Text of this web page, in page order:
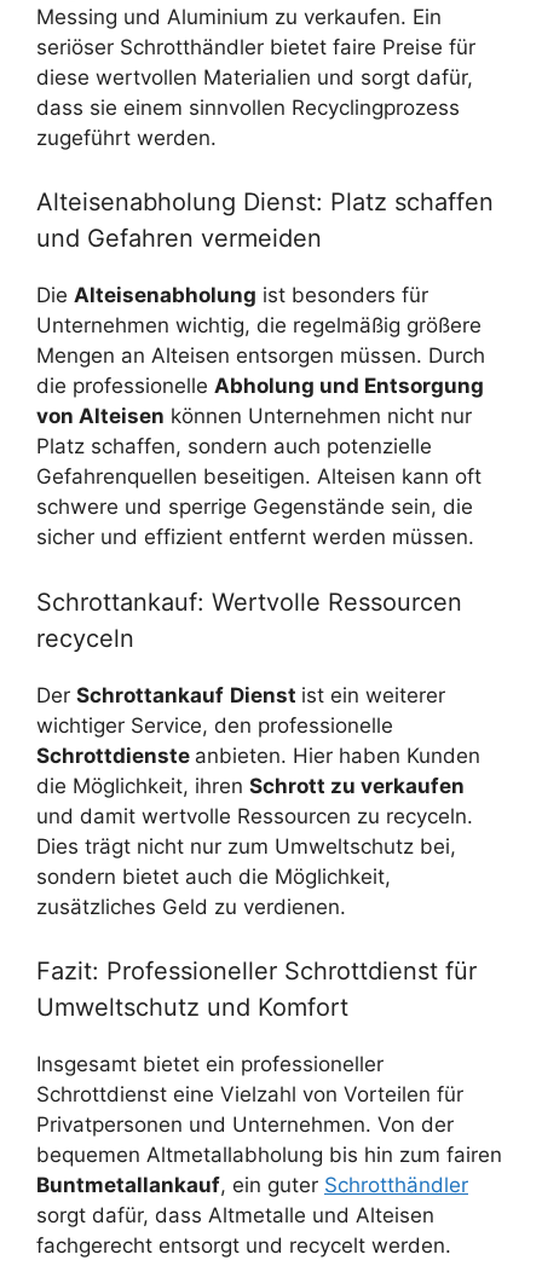
Messing und Aluminium zu verkaufen. Ein
seriöser Schrotthändler bietet faire Preise für
diese wertvollen Materialien und sorgt dafür,
dass sie einem sinnvollen Recyclingprozess
zugeführt werden.
Alteisenabholung Dienst: Platz schaffen
und Gefahren vermeiden
Die Alteisenabholung ist besonders für
Unternehmen wichtig, die regelmäßig größere
Mengen an Alteisen entsorgen müssen. Durch
die professionelle Abholung und Entsorgung
von Alteisen können Unternehmen nicht nur
Platz schaffen, sondern auch potenzielle
Gefahrenquellen beseitigen. Alteisen kann oft
schwere und sperrige Gegenstände sein, die
sicher und effizient entfernt werden müssen.
Schrottankauf: Wertvolle Ressourcen
recyceln
Der Schrottankauf Dienst ist ein weiterer
wichtiger Service, den professionelle
Schrottdienste anbieten. Hier haben Kunden
die Möglichkeit, ihren Schrott zu verkaufen
und damit wertvolle Ressourcen zu recyceln.
Dies trägt nicht nur zum Umweltschutz bei,
sondern bietet auch die Möglichkeit,
zusätzliches Geld zu verdienen.
Fazit: Professioneller Schrottdienst für
Umweltschutz und Komfort
Insgesamt bietet ein professioneller
Schrottdienst eine Vielzahl von Vorteilen für
Privatpersonen und Unternehmen. Von der
bequemen Altmetallabholung bis hin zum fairen
Buntmetallankauf, ein guter Schrotthändler
sorgt dafür, dass Altmetalle und Alteisen
fachgerecht entsorgt und recycelt werden.